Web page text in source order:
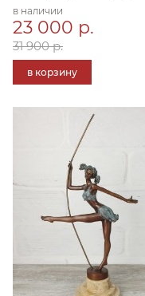
в наличии
23 000 р.
31 900 р.
в корзину